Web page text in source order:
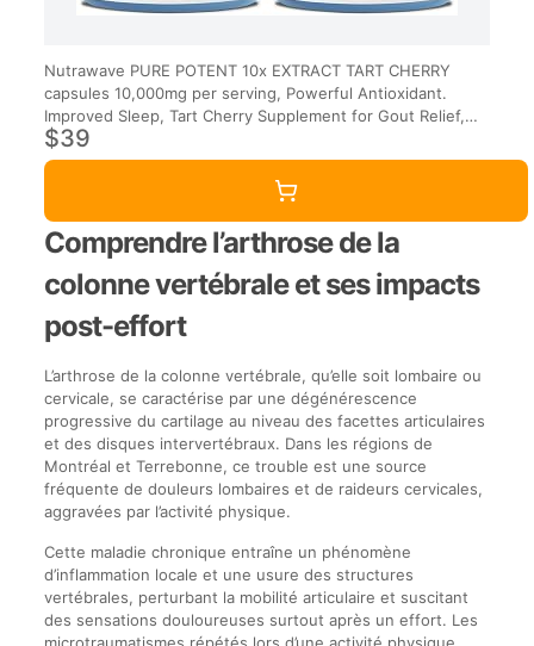
Nutrawave PURE POTENT 10x EXTRACT TART CHERRY
capsules 10,000mg per serving, Powerful Antioxidant.
Improved Sleep, Tart Cherry Supplement for Gout Relief,
Ideal for Women and Men, Non-GMO, Vegan, Gluten Free.
180 Capsules.
$39
Comprendre l’arthrose de la
colonne vertébrale et ses impacts
post-effort
L’arthrose de la colonne vertébrale, qu’elle soit lombaire ou
cervicale, se caractérise par une dégénérescence
progressive du cartilage au niveau des facettes articulaires
et des disques intervertébraux. Dans les régions de
Montréal et Terrebonne, ce trouble est une source
fréquente de douleurs lombaires et de raideurs cervicales,
aggravées par l’activité physique.
Cette maladie chronique entraîne un phénomène
d’inflammation locale et une usure des structures
vertébrales, perturbant la mobilité articulaire et suscitant
des sensations douloureuses surtout après un effort. Les
microtraumatismes répétés lors d’une activité physique